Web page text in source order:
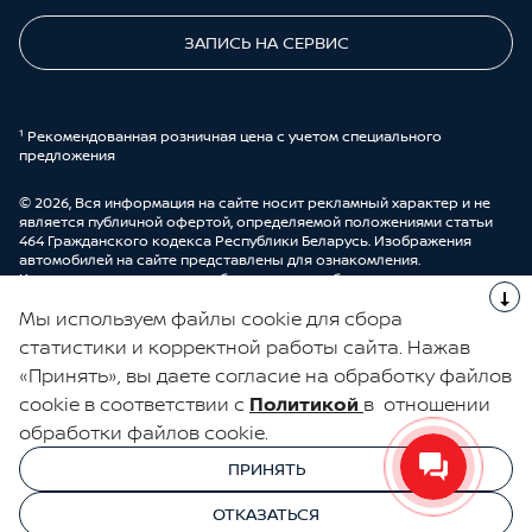
ЗАПИСЬ НА СЕРВИС
¹ Рекомендованная розничная цена с учетом специального
предложения
© 2026, Вся информация на сайте носит рекламный характер и не
является публичной офертой, определяемой положениями статьи
464 Гражданского кодекса Республики Беларусь. Изображения
автомобилей на сайте представлены для ознакомления.
Комплектации и цены могут быть изменены без предварительного
автоцентре ООО “ДрайвМоторс”.
ЭЛЕКТРОННАЯ КНИГА ОТЗЫВОВ
© 2026, УНП 191111259
ООО "ДрайвМоторс"
УНП 191111259 ООО "ДрайвМоторс"
Мы используем файлы cookie для сбора
статистики и корректной работы сайта. Нажав
«Принять», вы даете согласие на обработку файлов
cookie в соответствии с Политикой в отношении
обработки файлов cookie.
ПРИНЯТЬ
ОТКАЗАТЬСЯ